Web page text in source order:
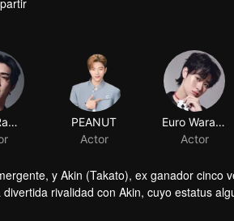
Boom Raweewit Jiraphongkanon
PEANUT
Actor
Euro Waratthip Kittisiripaisan
Actor
y Akin (Takato), ex ganador cinco
rivalidad con Akin, cuyo estatus
de Akin, prometiendo